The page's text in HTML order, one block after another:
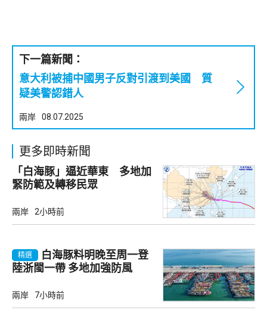
下一篇新聞：
意大利被捕中國男子反對引渡到美國 質
疑美警認錯人
兩岸 08.07.2025
更多即時新聞
「白海豚」逼近華東 多地加
緊防範及轉移民眾
兩岸 2小時前
精選
白海豚料明晚至周一登
陸浙閩一帶 多地加強防風
兩岸 7小時前